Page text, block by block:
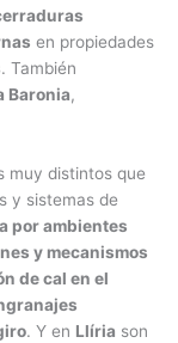
en propiedades
. También
Baronia,
muy distintos que
y sistemas de
por ambientes
y mecanismos
de cal en el
. Y en Llíria son